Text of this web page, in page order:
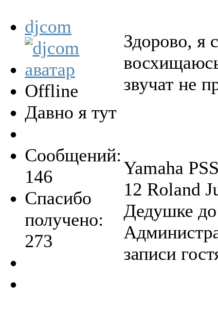
djcom
Offline
Давно я тут
Сообщений:
146
Спасибо
получено:
273
Здорово, я
звучат не
Yamaha
12 Roland
Дедушке
записи